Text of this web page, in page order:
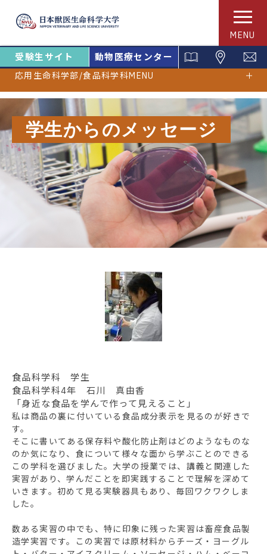
MENU
受験生サイト 動物医療センター
学生からのメッセージ
応用生命科学部/食品科学科MENU
食品科学科 学生
食品科学科4年 石川 真由香
「身近な食品を学んで作って見えること」
私は商品の裏に付いている食品成分表示を見るのが好きで
す。
そこに書いてある保存料や酸化防止剤はどのようなものな
のか気になり、食について様々な面から学ぶことのできる
この学科を選びました。大学の授業では、講義と関連した
実習があり、学んだことを即実践することで理解を深めて
いきます。初めて見る実験器具もあり、毎回ワクワクしま
した。
数ある実習の中でも、特に印象に残った実習は畜産食品製
造学実習です。この実習では原材料からチーズ・ヨーグル